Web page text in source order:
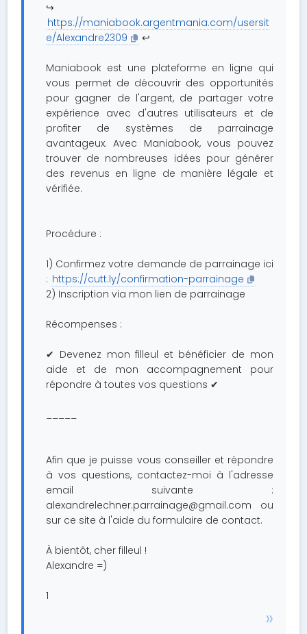
↪️
https://maniabook.argentmania.com/usersit
e/Alexandre2309
↩️
Maniabook est une plateforme en ligne qui
vous permet de découvrir des opportunités
pour gagner de l'argent, de partager votre
expérience avec d'autres utilisateurs et de
profiter de systèmes de parrainage
avantageux. Avec Maniabook, vous pouvez
trouver de nombreuses idées pour générer
des revenus en ligne de manière légale et
vérifiée.
Procédure :
1) Confirmez votre demande de parrainage ici
: https://cutt.ly/confirmation-parrainage
2) Inscription via mon lien de parrainage
Récompenses :
✔ Devenez mon filleul et bénéficier de mon
aide et de mon accompagnement pour
répondre à toutes vos questions ✔
_____
Afin que je puisse vous conseiller et répondre
à vos questions, contactez-moi à l'adresse
email suivante :
alexandrelechner.parrainage@gmail.com ou
sur ce site à l'aide du formulaire de contact.
À bientôt, cher filleul !
Alexandre =)
1